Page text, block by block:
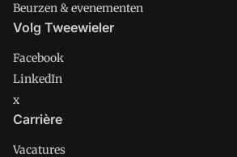
Beurzen & evenementen
Volg Tweewieler
Facebook
LinkedIn
x
Carrière
Vacatures